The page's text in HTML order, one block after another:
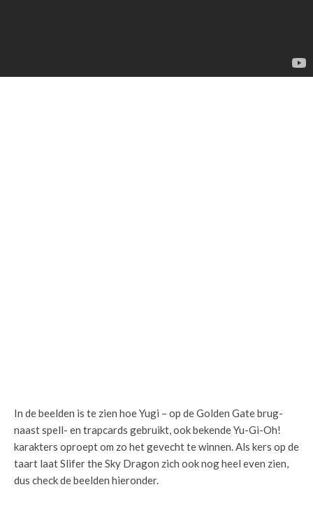
In de beelden is te zien hoe Yugi – op de Golden Gate brug-
naast spell- en trapcards gebruikt, ook bekende Yu-Gi-Oh!
karakters oproept om zo het gevecht te winnen. Als kers op de
taart laat Slifer the Sky Dragon zich ook nog heel even zien,
dus check de beelden hieronder.